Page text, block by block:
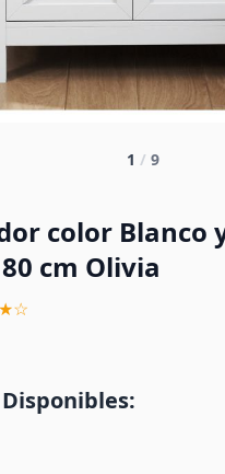
1 / 9
color Blanco
cm Olivia